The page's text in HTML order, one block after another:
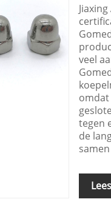
veel
omdat
tegen
de